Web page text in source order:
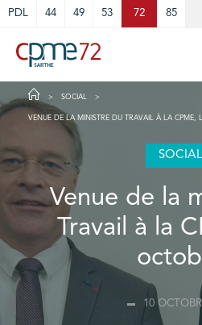
PDL 44 49 53 72 85
SOCIAL
VENUE DE LA MINISTRE DU TRAVAIL À LA CPME,
SOCIAL
Venue de la
Travail à la
10
Cookies management panel